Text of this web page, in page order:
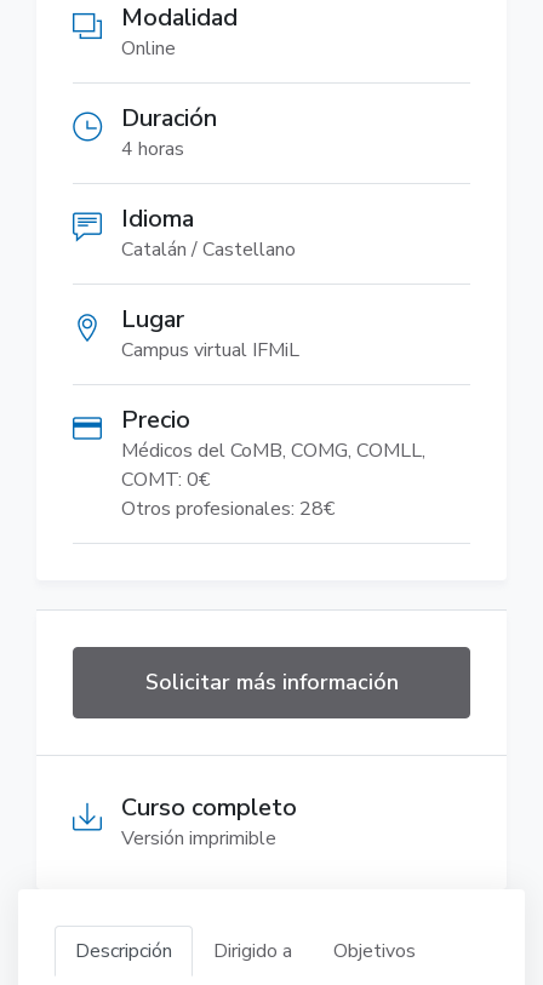
Modalidad
Online
Duración
4 horas
Idioma
Catalán / Castellano
Lugar
Campus virtual IFMiL
Precio
Médicos del CoMB, COMG, COMLL,
COMT: 0€
Otros profesionales: 28€
Solicitar más información
Curso completo
Versión imprimible
Descripción Dirigido a
Objetivos